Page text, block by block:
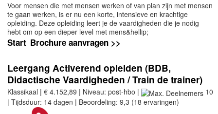
Voor mensen die met mensen werken of van plan zijn met mensen
te gaan werken, is er nu een korte, intensieve en krachtige
opleiding. Deze opleiding leert je de vaardigheden die je nodig
hebt om op een dieper level met mens&hellip;
Start Brochure aanvragen >>
Leergang Activerend opleiden (BDB,
Didactische Vaardigheden / Train de trainer)
Klassikaal | € 4.152,89 | Niveau: post-hbo |
10
| Tijdsduur: 14 dagen | Beoordeling: 9,3 (18 ervaringen)